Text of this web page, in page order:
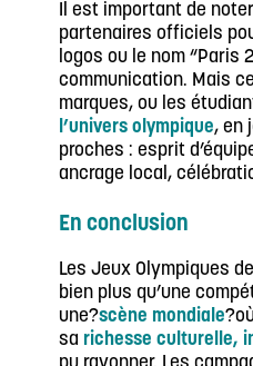
Il est important de
partenaires officiels
logos ou le nom “Paris
communication. Mais
marques, ou les
l’univers olympique, en
proches : esprit
ancrage local,
En conclusion
Les Jeux Olympiques
bien plus qu’une
une?scène mondiale
sa richesse culturelle,